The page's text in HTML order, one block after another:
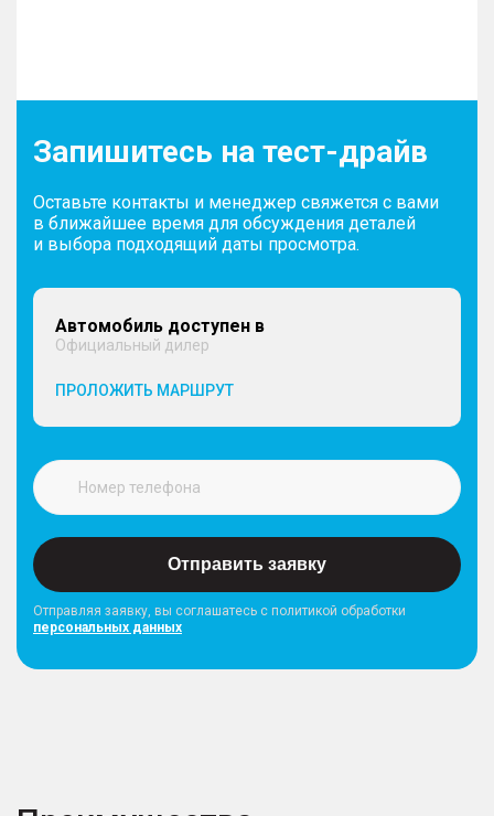
Запишитесь на тест-драйв
Оставьте контакты и менеджер свяжется с вами
в ближайшее время для обсуждения деталей
и выбора подходящий даты просмотра.
Автомобиль доступен в
Официальный дилер
ПРОЛОЖИТЬ МАРШРУТ
Отправить заявку
Отправляя заявку, вы соглашатесь с политикой обработки
персональных данных